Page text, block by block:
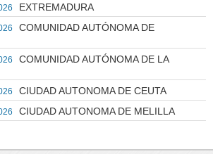
EXTREMADURA
COMUNIDAD AUTÓNOMA DE
COMUNIDAD AUTÓNOMA DE LA
CIUDAD AUTONOMA DE CEUTA
CIUDAD AUTONOMA DE MELILLA